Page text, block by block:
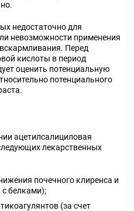
недостаточно для
невозможности применения
Перед
кислоты в период
оценить потенциальную
потенциального
ацетилсалициловая
лекарственных
почечного клиренса и
с белками);
(за счет